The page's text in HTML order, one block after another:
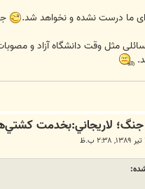
ما درست نشده و نخواهد شد.
مثل وقت دانشگاه آزاد و